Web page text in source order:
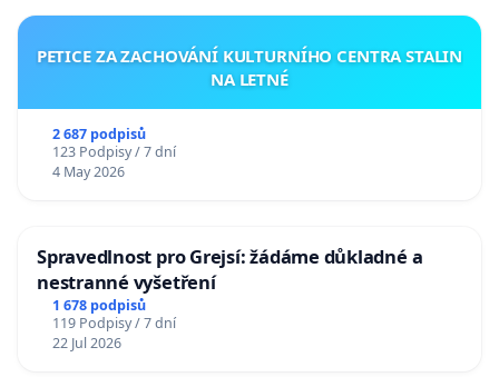
PETICE ZA ZACHOVÁNÍ KULTURNÍHO CENTRA STALIN
NA LETNÉ
2 687 podpisů
123 Podpisy / 7 dní
4 May 2026
Spravedlnost pro Grejsí: žádáme důkladné a
nestranné vyšetření
1 678 podpisů
119 Podpisy / 7 dní
22 Jul 2026